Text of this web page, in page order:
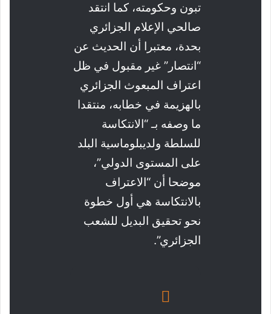
تبون وحكومته، كما انتقد
صالحي الإعلام الجزائري
بحدة، معتبرا أن الحديث عن
“انتصار” غير مقبول في ظل
اعتراف المبعوث الجزائري
بالهزيمة في خطابه، منتقدا
ما وصفه بـ “الانتكاسة
للسلطة ولديبلوماسية البلد
على المستوى الدولي”،
موضحا أن “الاعتراف
بالانتكاسة هي أول خطوة
نحو تحقيق البديل للشعب
الجزائري”.